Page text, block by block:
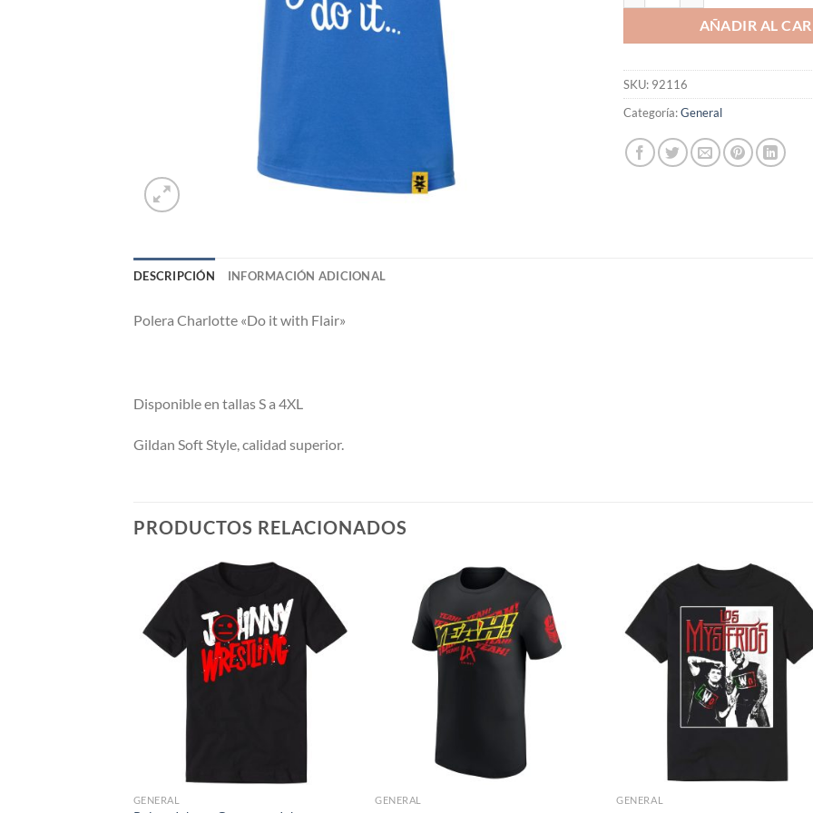
AÑADIR AL
SKU: 92116
Categoría:General
DESCRIPCIÓN INFORMACIÓN ADICIONAL
Polera Charlotte «Do it with Flair»
Disponible en tallas S a 4XL
Gildan Soft Style, calidad superior.
PRODUCTOS RELACIONADOS
GENERAL GENERAL GENERAL